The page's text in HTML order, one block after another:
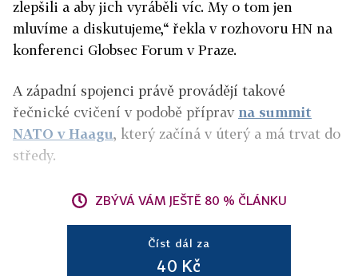
zlepšili a aby jich vyráběli víc. My o tom jen
mluvíme a diskutujeme,“ řekla v rozhovoru HN na
konferenci Globsec Forum v Praze.
A západní spojenci právě provádějí takové
řečnické cvičení v podobě příprav na summit
NATO v Haagu, který začíná v úterý a má trvat do
středy.
ZBÝVÁ VÁM JEŠTĚ 80 % ČLÁNKU
Číst dál za
40 Kč